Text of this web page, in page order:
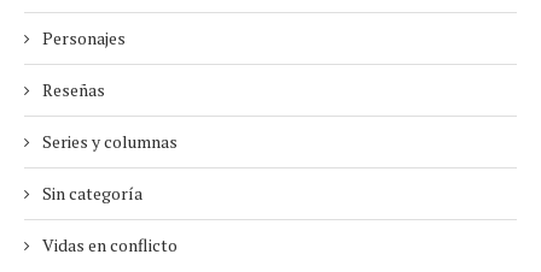
Personajes
Reseñas
Series y columnas
Sin categoría
Vidas en conflicto